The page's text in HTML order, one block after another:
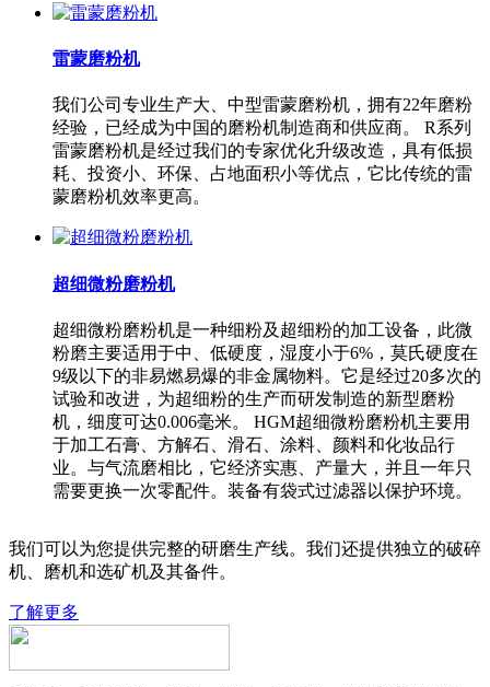
雷蒙磨粉机
我们公司专业生产大、中型雷蒙磨粉机，拥有22年磨粉
经验，已经成为中国的磨粉机制造商和供应商。 R系列
雷蒙磨粉机是经过我们的专家优化升级改造，具有低损
耗、投资小、环保、占地面积小等优点，它比传统的雷
蒙磨粉机效率更高。
超细微粉磨粉机
超细微粉磨粉机是一种细粉及超细粉的加工设备，此微
粉磨主要适用于中、低硬度，湿度小于6%，莫氏硬度在
9级以下的非易燃易爆的非金属物料。它是经过20多次的
试验和改进，为超细粉的生产而研发制造的新型磨粉
机，细度可达0.006毫米。 HGM超细微粉磨粉机主要用
于加工石膏、方解石、滑石、涂料、颜料和化妆品行
业。与气流磨相比，它经济实惠、产量大，并且一年只
需要更换一次零配件。装备有袋式过滤器以保护环境。
我们可以为您提供完整的研磨生产线。我们还提供独立的破碎
机、磨机和选矿机及其备件。
了解更多